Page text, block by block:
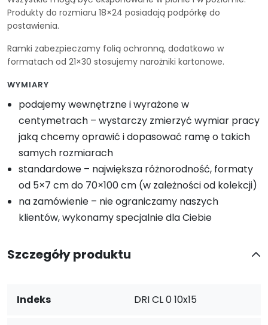
Produkty do rozmiaru 18×24 posiadają podpórkę do
postawienia.
Ramki zabezpieczamy folią ochronną, dodatkowo w
formatach od 21×30 stosujemy narożniki kartonowe.
WYMIARY
podajemy wewnętrzne i wyrażone w
centymetrach – wystarczy zmierzyć wymiar pracy
jaką chcemy oprawić i dopasować ramę o takich
samych rozmiarach
standardowe – największa różnorodność, formaty
od 5×7 cm do 70×100 cm (w zależności od kolekcji)
na zamówienie – nie ograniczamy naszych
klientów, wykonamy specjalnie dla Ciebie
Szczegóły produktu
Indeks DRI CL 0 10x15